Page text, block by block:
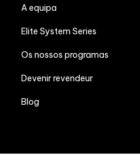
A equipa
Elite System Series
Os nossos programas
Devenir revendeur
Blog